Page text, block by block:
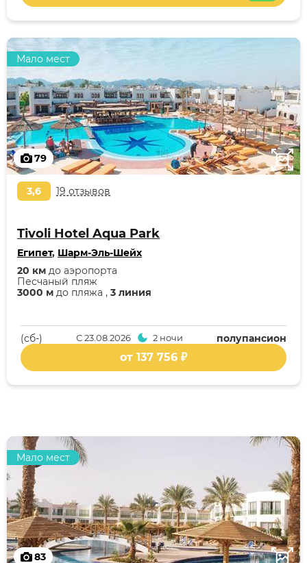
79
Мало мест
3,6 19 отзывов
Tivoli Hotel Aqua Park
Египет, Шарм-Эль-Шейх
3000 м до пляжа , 3 линия
Песчаный пляж
20 км до аэропорта
полупансион
С23.08.2026 2 ночи
(cб-)
от 137 756 ₽
83
Мало мест